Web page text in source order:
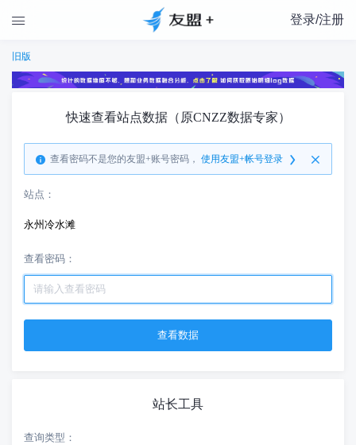
 登录/注册
旧版
快速查看站点数据（原CNZZ数据专家）
查看密码不是您的友盟+账号密码， 使用友盟+帐号登录
站点：
永州冷水滩
查看密码：
站长工具
查询类型：